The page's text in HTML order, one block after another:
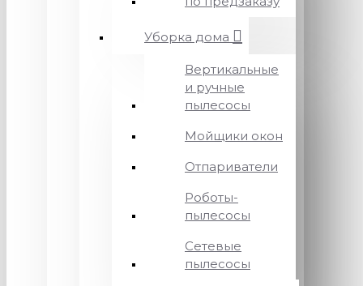
Уборка дома
Вертикальные
и ручные
пылесосы
Мойщики окон
Отпариватели
Роботы-
пылесосы
Сетевые
пылесосы